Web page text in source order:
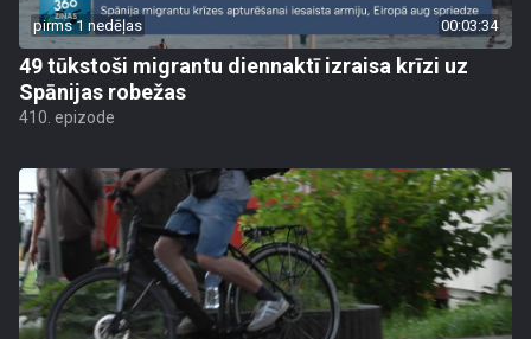
pirms 1 nedēļas 00:03:34
49 tūkstoši migrantu diennaktī izraisa krīzi uz
Spānijas robežas
410. epizode